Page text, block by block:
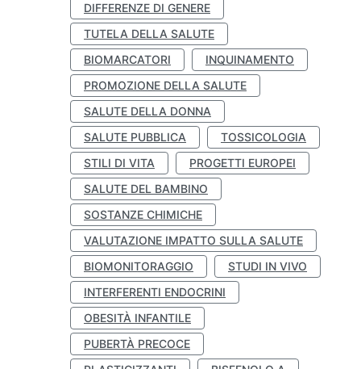
DIFFERENZE DI GENERE
TUTELA DELLA SALUTE
BIOMARCATORI
INQUINAMENTO
PROMOZIONE DELLA SALUTE
SALUTE DELLA DONNA
SALUTE PUBBLICA
TOSSICOLOGIA
STILI DI VITA
PROGETTI EUROPEI
SALUTE DEL BAMBINO
SOSTANZE CHIMICHE
VALUTAZIONE IMPATTO SULLA SALUTE
BIOMONITORAGGIO
STUDI IN VIVO
INTERFERENTI ENDOCRINI
OBESITÀ INFANTILE
PUBERTÀ PRECOCE